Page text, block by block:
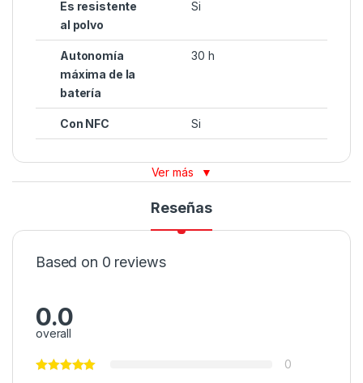
Es resistente
al polvo
Si
Autonomía
máxima de la
batería
30 h
Con NFC Si
Ver más ▼
Reseñas
Based on 0 reviews
0.0
overall
0